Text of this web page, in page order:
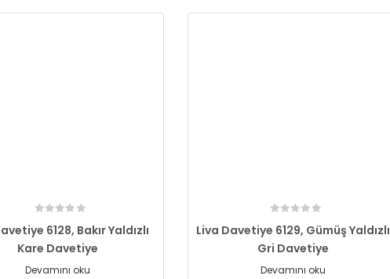
6128, Bakır Yaldızlı
Kare Davetiye
Devamını oku
Liva Davetiye 6129, Gümüş Yaldızlı
Gri Davetiye
Devamını oku